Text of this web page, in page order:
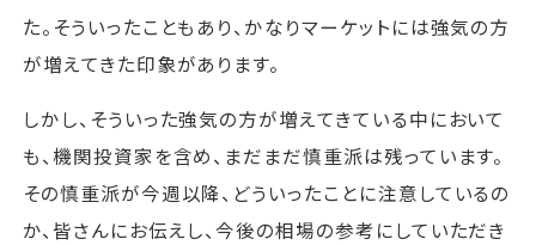
た。そういったこともあり、かなりマーケットには強気の方
が増えてきた印象があります。
しかし、そういった強気の方が増えてきている中において
も、機関投資家を含め、まだまだ慎重派は残っています。
その慎重派が今週以降、どういったことに注意しているの
か、皆さんにお伝えし、今後の相場の参考にしていただき